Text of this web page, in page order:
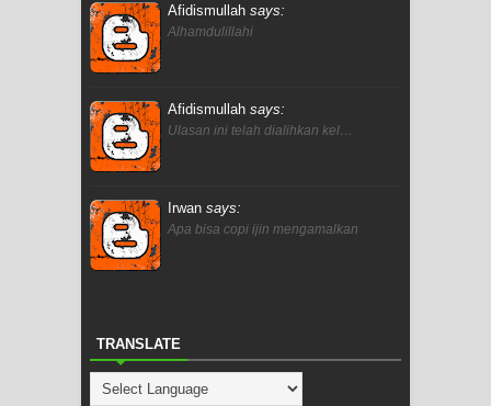
Afidismullah says:
Alhamdulillahi
Afidismullah says:
Ulasan ini telah dialihkan kel…
Irwan says:
Apa bisa copi ijin mengamalkan
TRANSLATE